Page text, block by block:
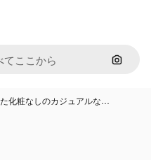
画像で
化粧なしのカジュアルな…